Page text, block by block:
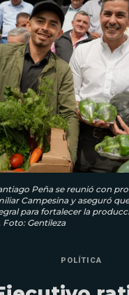
Peña se reunió con
Campesina y aseguró
para fortalecer la
Foto: Gentileza
POLÍTICA